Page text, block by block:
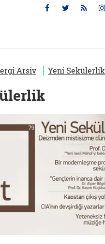
Arsiv Yeni Sekülerlik